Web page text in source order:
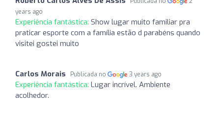
years ago
Experiência fantástica: Show lugar muito familiar pra
praticar esporte com a família estão d parabéns quando
visitei gostei muito
Carlos Morais Publicada no 3 years ago
Experiência fantástica: Lugar incrível. Ambiente
acolhedor.